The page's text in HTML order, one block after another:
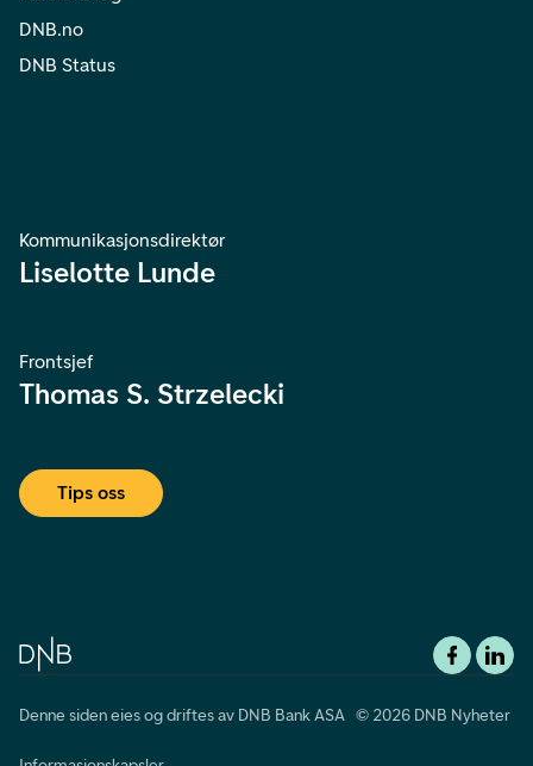
DNB.no
DNB Status
Kommunikasjonsdirektør
Liselotte Lunde
Frontsjef
Thomas S. Strzelecki
Tips oss
Denne siden eies og driftes av DNB Bank ASA © 2026 DNB Nyheter